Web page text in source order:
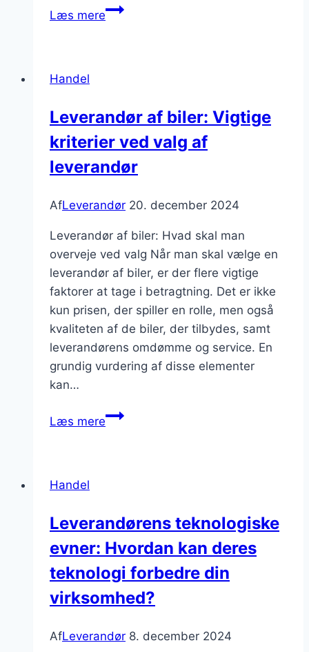
Læs mereHvordan
fælles
bæredygtighedsmål
med
deres
Handel
Leverandør af biler: Vigtige
kriterier ved valg af
leverandør
AfLeverandør 20. december 2024
Leverandør af biler: Hvad skal man
overveje ved valg Når man skal vælge en
leverandør af biler, er der flere vigtige
faktorer at tage i betragtning. Det er ikke
kun prisen, der spiller en rolle, men også
kvaliteten af de biler, der tilbydes, samt
leverandørens omdømme og service. En
grundig vurdering af disse elementer
kan…
Læs mereLeverandør
valg
af
leverandør
Handel
Leverandørens teknologiske
evner: Hvordan kan deres
teknologi forbedre din
virksomhed?
AfLeverandør 8. december 2024